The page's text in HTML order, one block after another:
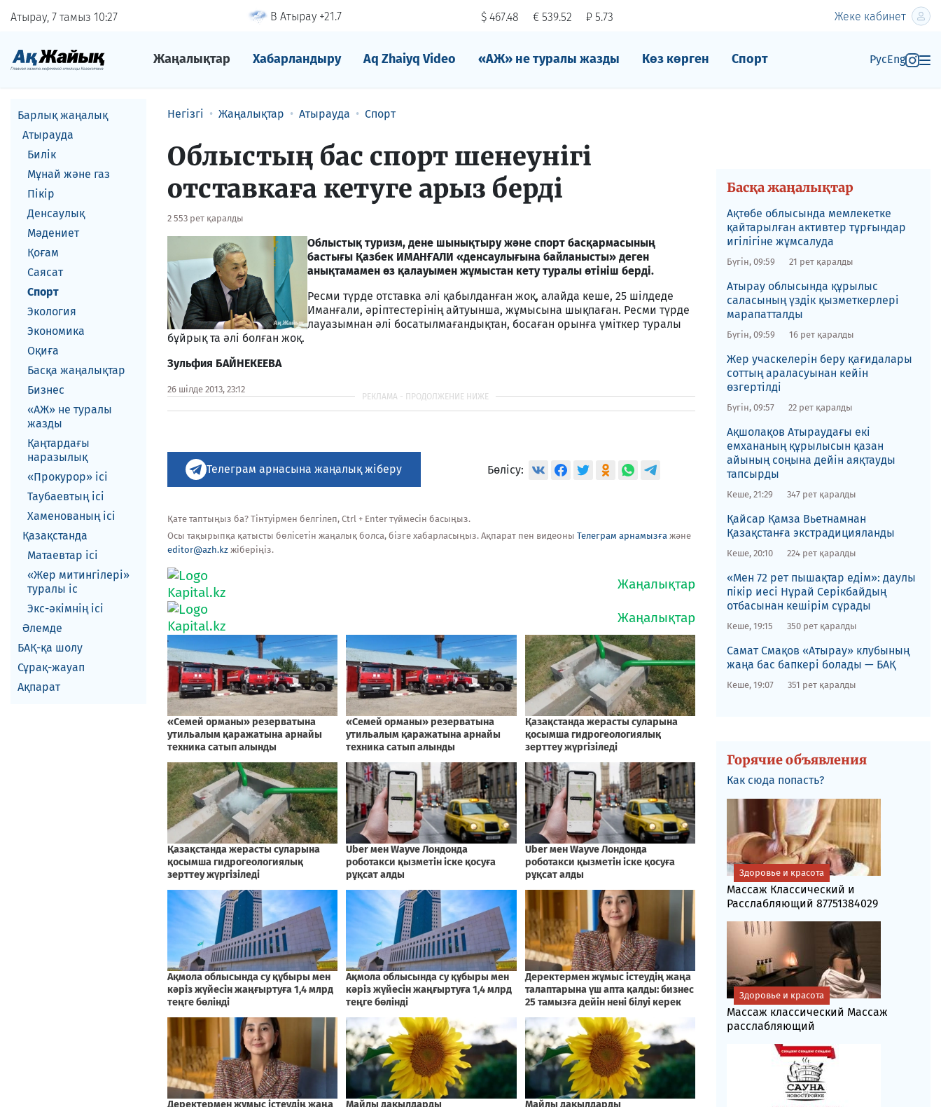
Атырау, 7 тамыз 10 27 В Атырау +21.7 $ 467.48 € 539.52 ₽ 5.73 Жеке кабинет
Жаңалықтар Хабарландыру Aq Zhaiyq Video «АЖ» не туралы жазды Көз көрген Спорт РусEng
Барлық жаңалық
Атырауда
Билік
Мұнай және газ
Пікір
Денсаулық
Мәдениет
Қоғам
Саясат
Спорт
Экология
Экономика
Оқиға
Басқа жаңалықтар
Бизнес
«АЖ» не туралы
жазды
Қаңтардағы
наразылық
«Прокурор» ісі
Таубаевтың ісі
Хаменованың ісі
Қазақстанда
Матаевтар ici
«Жер митингілері»
туралы іс
Экс-әкiмнiң iсi
Әлемде
БАҚ-қа шолу
Сұрақ-жауап
Ақпарат
Негізгі Жаңалықтар Атырауда Спорт
Облыстың бас спорт шенеунігі
отставкаға кетуге арыз берді
2 553 рет қаралды
Облыстық туризм, дене шынықтыру және спорт басқармасының
бастығы Қазбек ИМАНҒАЛИ «денсаулығына байланысты» деген
анықтамамен өз қалауымен жұмыстан кету туралы өтініш берді.
Ресми түрде отставка әлі қабылданған жоқ, алайда кеше, 25 шілдеде
Иманғали, әріптестерінің айтуынша, жұмысына шықпаған. Ресми түрде
лауазымнан әлі босатылмағандықтан, босаған орынға үміткер туралы
бұйрық та әлі болған жоқ.
Зульфия БАЙНЕКЕЕВА
26 шілде 2013, 23:12
Телеграм арнасына жаңалық жіберу Бөлісу:
Қате таптыңыз ба? Тінтуірмен белгілеп, Ctrl + Enter түймесін басыңыз.
Осы тақырыпқа қатысты бөлісетін жаңалық болса, бізге хабарласыңыз. Ақпарат пен видеоны Телеграм арнамызға және
editor@azh.kz жіберіңіз.
Басқа жаңалықтар
​Ақтөбе облысында мемлекетке
қайтарылған активтер тұрғындар
игілігіне жұмсалуда
Бүгін, 09:59 21 рет қаралды
​Атырау облысында құрылыс
саласының үздік қызметкерлері
марапатталды​
Бүгін, 09:59 16 рет қаралды
Жер учаскелерін беру қағидалары
соттың араласуынан кейін
өзгертілді
Бүгін, 09:57 22 рет қаралды
Ақшолақов Атыраудағы екі
емхананың құрылысын қазан
айының соңына дейін аяқтауды
тапсырды
Кеше, 21:29 347 рет қаралды
​Қайсар Қамза Вьетнамнан
Қазақстанға экстрадицияланды
Кеше, 20:10 224 рет қаралды
«Мен 72 рет пышақтар едім»: даулы
пікір иесі Нұрай Серікбайдың
отбасынан кешірім сұрады
Кеше, 19:15 350 рет қаралды
​Самат Смақов «Атырау» клубының
жаңа бас бапкері болады — БАҚ
Кеше, 19:07 351 рет қаралды
Горячие объявления
Как сюда попасть?
Массаж Классический и
Расслабляющий 87751384029
Здоровье и красота
Массаж классический Массаж
расслабляющий
Здоровье и красота